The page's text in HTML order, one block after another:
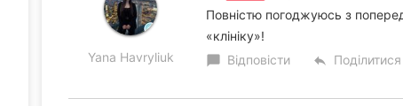
Yana Havryliuk
Повністю погоджуюсь з
«клініку»!
chat_bubble Відповісти reply Поділитися